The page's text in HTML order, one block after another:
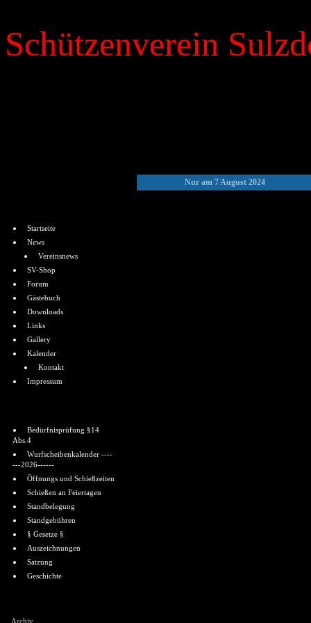
Schützenverein
Startseite
News
Vereinsnews
SV-Shop
Forum
Gästebuch
Downloads
Links
Gallery
Kalender
Kontakt
Impressum
Bedürfnisprüfung §14
Abs.4
Wurfscheibenkalender ----
---2026------
Öffnungs und Schießzeiten
Schießen an Feiertagen
Standbelegung
Standgebühren
§ Gesetze §
Auszeichnungen
Satzung
Geschichte
Archiv
Nur am 7 August 2024